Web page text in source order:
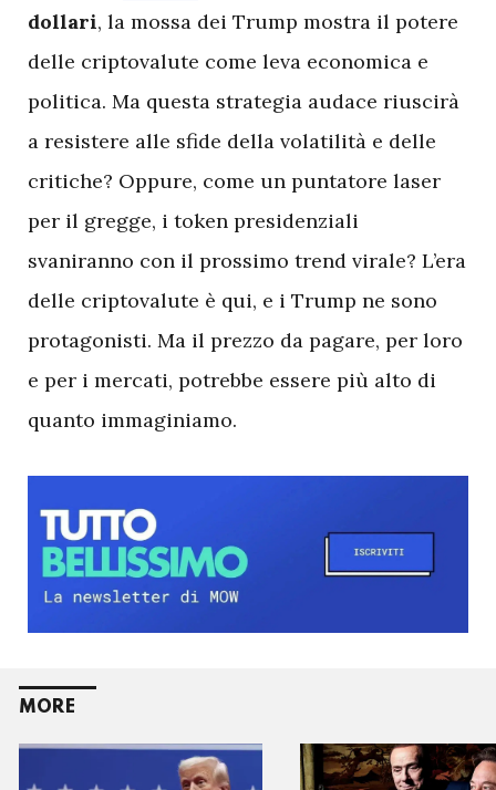
dollari, la mossa dei Trump mostra il potere
delle criptovalute come leva economica e
politica. Ma questa strategia audace riuscirà
a resistere alle sfide della volatilità e delle
critiche? Oppure, come un puntatore laser
per il gregge, i token presidenziali
svaniranno con il prossimo trend virale? L’era
delle criptovalute è qui, e i Trump ne sono
protagonisti. Ma il prezzo da pagare, per loro
e per i mercati, potrebbe essere più alto di
quanto immaginiamo.
MORE